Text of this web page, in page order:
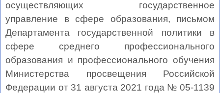
осуществляющих государственное
управление в сфере образования, письмом
Департамента государственной политики в
сфере среднего профессионального
образования и профессионального обучения
Министерства просвещения Российской
Федерации от 31 августа 2021 года № 05-1139